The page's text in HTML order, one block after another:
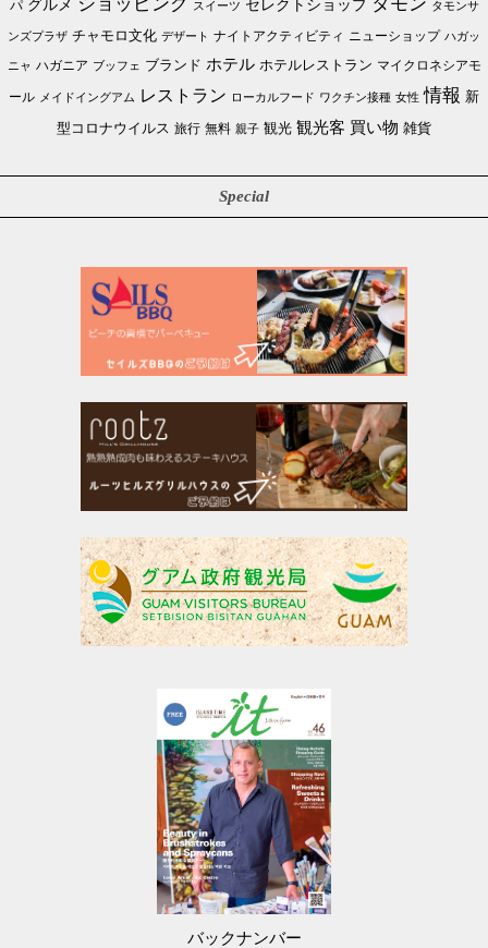
パ グルメ スイーツ セレクトショップ タモンサ
ンズプラザ チャモロ文化 デザート ナイトアクティビティ ニューショップ ハガッ
ニャ ハガニア ブッフェ ブランド ホテル ホテルレストラン マイクロネシアモ
ール メイドイングアム レストラン ローカルフード ワクチン接種 女性 情報 新
型コロナウイルス 旅行 無料 親子 観光 観光客 買い物 雑貨
Special
バックナンバー